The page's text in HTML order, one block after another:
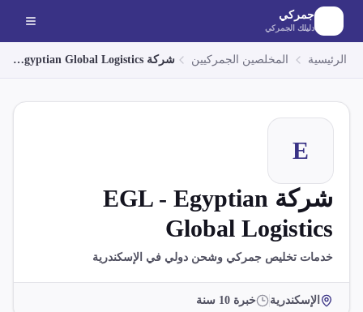
الانتقال إلى المحتوى الرئيسي
جمركي
دليلك الجمركي
الرئيسية المخلصين الجمركيين شركة EGL - Egyptian Global Logistics
E
شركة EGL - Egyptian
Global Logistics
خدمات تخليص جمركي وشحن دولي في الإسكندرية
الإسكندرية خبرة 10 سنة